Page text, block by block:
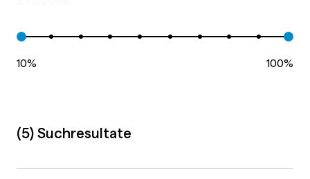
10% 100%
(5) Suchresultate